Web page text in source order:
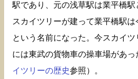
駅であり、元の浅草駅は業平橋
スカイツリーが建って業平橋駅
という名前になった。今スカイ
には東武の貨物車の操車場があっ
イツリーの歴史参照）。